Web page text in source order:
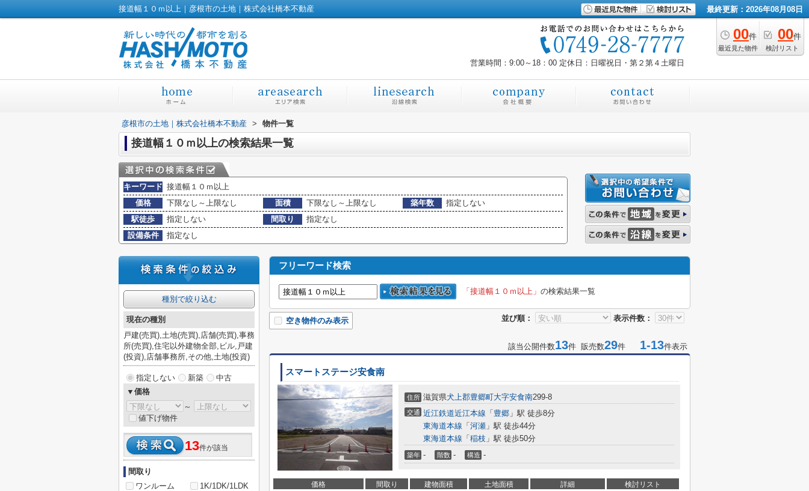
接道幅１０ｍ以上｜彦根市の土地｜株式会社橋本不動産 最終更新：2026年08月08日
00件
最近見た物件
00件
検討リスト
営業時間：9:00～18：00 定休日：日曜祝日・第２第４土曜日
彦根市の土地｜株式会社橋本不動産 > 物件一覧
接道幅１０ｍ以上の検索結果一覧
キーワード 接道幅１０ｍ以上
価格
下限なし～上限なし 面積 下限なし～上限なし 築年数
指定しない
駅徒歩
指定しない 間取り
指定なし
設備条件
指定なし
フリーワード検索
「接道幅１０ｍ以上」 の検索結果一覧
並び順： 表示件数：
空き物件のみ表示
該当公開件数13件 販売数29件 1-13件表示
スマートステージ安食南
住所 滋賀県犬上郡豊郷町大字安食南299-8
交通 近江鉄道近江本線 「 豊郷 」駅 徒歩8分
東海道本線 「 河瀬 」駅 徒歩44分
東海道本線 「 稲枝 」駅 徒歩50分
築年 - 階数 - 構造 -
価格 間取り 建物面積 土地面積 詳細
検討リスト
種別で絞り込む
現在の種別
戸建(売買),土地(売買),店舗(売買),事務
所(売買),住宅以外建物全部,ビル,戸建
(投資),店舗事務所,その他,土地(投資)
指定しない 新築
中古
▼価格
～
値下げ物件
13件が該当
間取り
ワンルーム
1K/1DK/1LDK